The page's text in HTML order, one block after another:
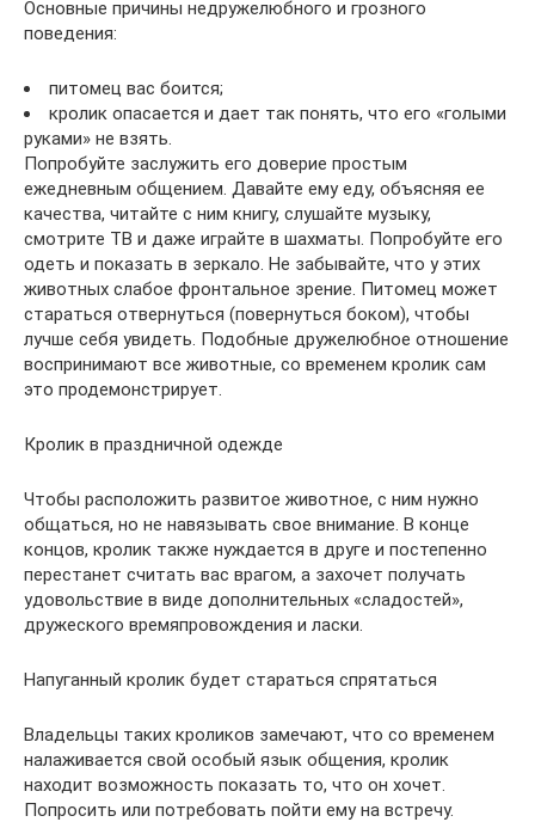
Основные причины недружелюбного и грозного
поведения:
питомец вас боится;
кролик опасается и дает так понять, что его «голыми
руками» не взять.
Попробуйте заслужить его доверие простым
ежедневным общением. Давайте ему еду, объясняя ее
качества, читайте с ним книгу, слушайте музыку,
смотрите ТВ и даже играйте в шахматы. Попробуйте его
одеть и показать в зеркало. Не забывайте, что у этих
животных слабое фронтальное зрение. Питомец может
стараться отвернуться (повернуться боком), чтобы
лучше себя увидеть. Подобные дружелюбное отношение
воспринимают все животные, со временем кролик сам
это продемонстрирует.
Кролик в праздничной одежде
Чтобы расположить развитое животное, с ним нужно
общаться, но не навязывать свое внимание. В конце
концов, кролик также нуждается в друге и постепенно
перестанет считать вас врагом, а захочет получать
удовольствие в виде дополнительных «сладостей»,
дружеского времяпровождения и ласки.
Напуганный кролик будет стараться спрятаться
Владельцы таких кроликов замечают, что со временем
налаживается свой особый язык общения, кролик
находит возможность показать то, что он хочет.
Попросить или потребовать пойти ему на встречу.